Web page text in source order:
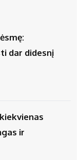
dar didesnį
ir